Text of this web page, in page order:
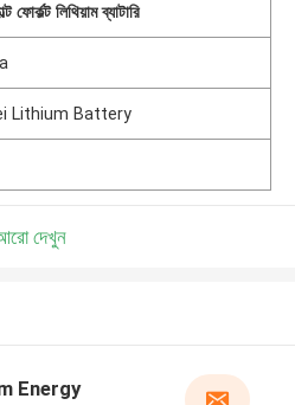
ফোর্কল্ট লিথিয়াম ব্যাটারি
Lithium Battery
দেখুন
Energy